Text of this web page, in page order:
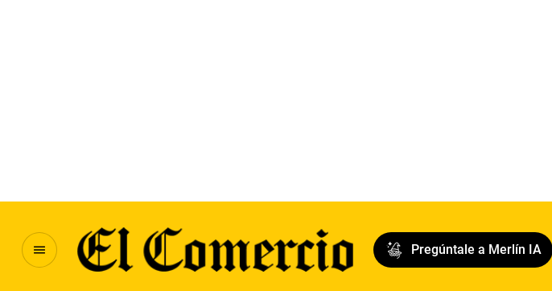
Pregúntale a Merlín IA